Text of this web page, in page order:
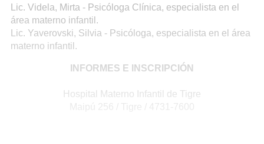
Lic. Videla, Mirta - Psicóloga Clínica, especialista en el
área materno infantil.
Lic. Yaverovski, Silvia - Psicóloga, especialista en el área
materno infantil.
INFORMES E INSCRIPCIÓN
Hospital Materno Infantil de Tigre